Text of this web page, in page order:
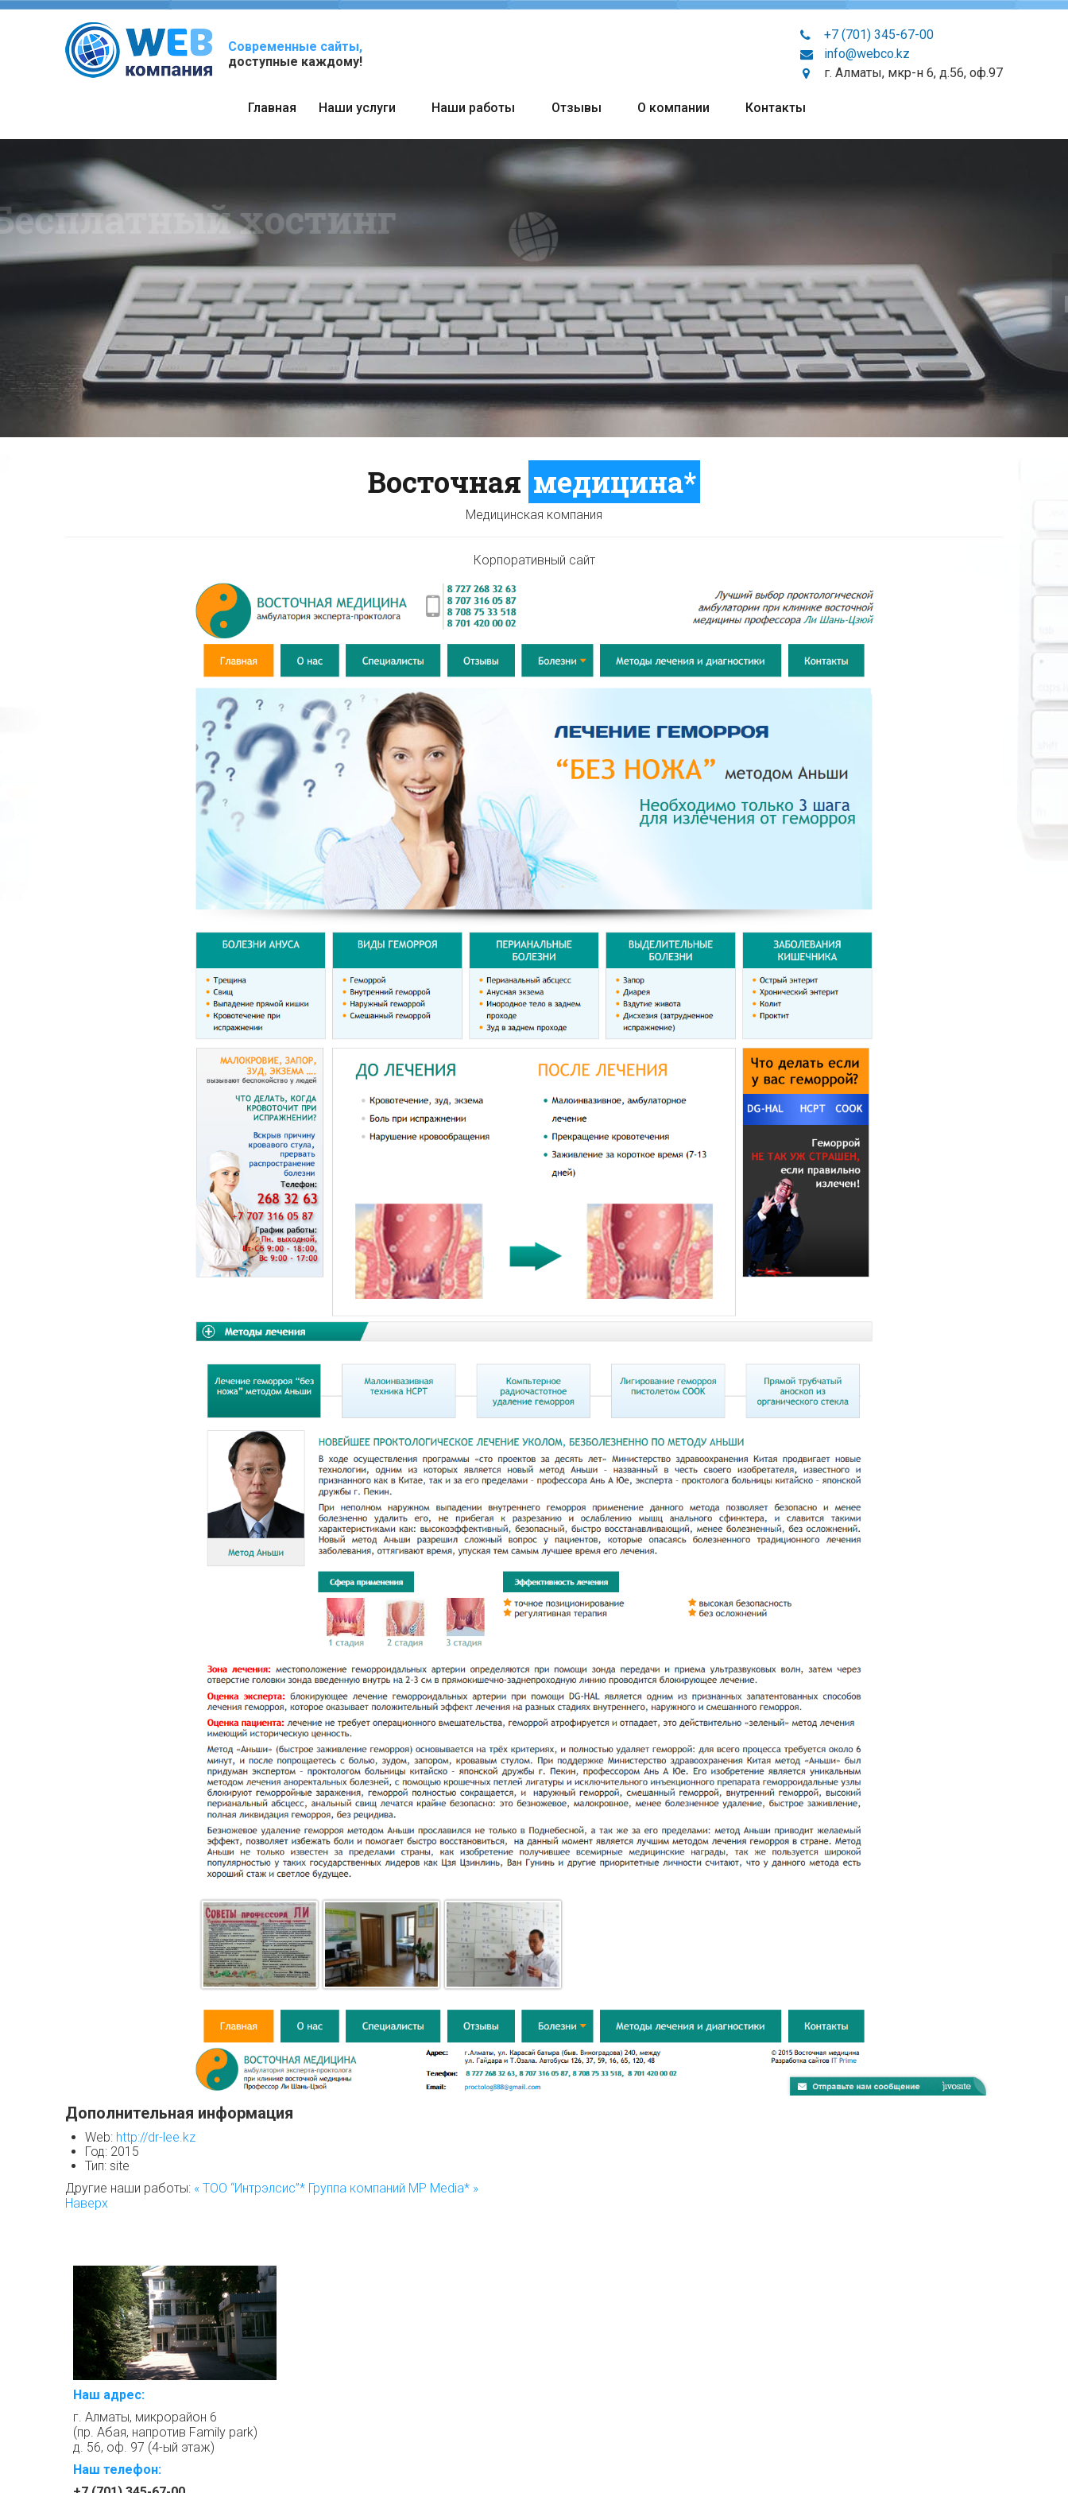
Современные сайты,
доступные каждому!
+7 (701) 345-67-00
info@webco.kz
г. Алматы, мкр-н 6, д.56, оф.97
Главная Наши услуги Наши работы Отзывы О компании Контакты
Скидки постоянным клиентам
Единожды заказав у нас любую услугу,
Вы получаете скидку на любой последующий заказ!
ПОДРОБНЕЕ
Восточная медицина*
Медицинская компания
Корпоративный сайт
Дополнительная информация
Web: http://dr-lee.kz
Год: 2015
Тип: site
Другие наши работы: « ТОО “Интрэлсис”* Группа компаний MP Media* »
Наверх
Наш адрес:
г. Алматы, микрорайон 6
(пр. Абая, напротив Family park)
д. 56, оф. 97 (4-ый этаж)
Наш телефон: